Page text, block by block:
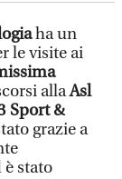
ha un
le visite ai
allaAsl
Sport &
grazie a
è stato